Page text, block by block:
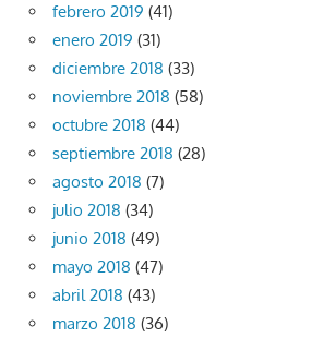
febrero 2019 (41)
enero 2019 (31)
diciembre 2018 (33)
noviembre 2018 (58)
octubre 2018 (44)
septiembre 2018 (28)
agosto 2018 (7)
julio 2018 (34)
junio 2018 (49)
mayo 2018 (47)
abril 2018 (43)
marzo 2018 (36)